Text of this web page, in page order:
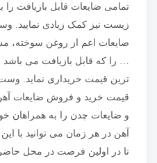
تمامی ضایعات قابل بازیافت
زیست نیز کمک زیادی نمایید.
ضایعات اعم از روغن سوخته،
… را که قابل بازیافت می
ترین قیمت خریداری نماید.
قیمت خرید و فروش ضایعات
و ضایعات چدن را به همراهان
آهن در هر زمان می توانید با
تا در اولین فرصت در محل حاضر